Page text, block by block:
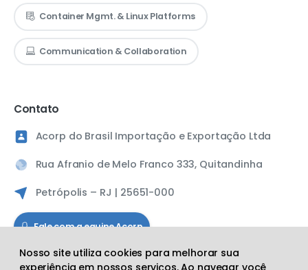
Nosso site utiliza cookies para melhorar sua
experiência em nossos serviços. Ao navegar você
Container Mgmt. & Linux Platforms
Communication & Collaboration
Contato
Acorp do Brasil Importação e Exportação Ltda
Rua Afranio de Melo Franco 333, Quitandinha
Petrópolis – RJ | 25651-000
Fale com a equipe Acorp